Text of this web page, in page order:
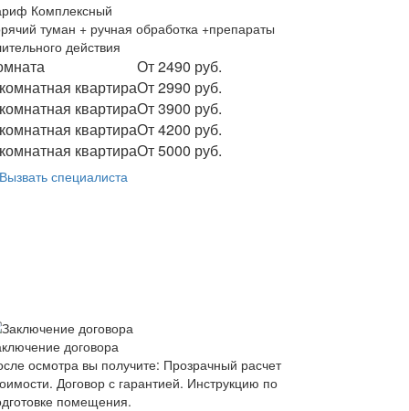
Комплексный
туман + ручная обработка +препараты
действия
От 2490 руб.
квартираОт 2990 руб.
квартираОт 3900 руб.
квартираОт 4200 руб.
квартираОт 5000 руб.
Вызвать специалиста
договора
осмотра вы получите: Прозрачный расчет
Договор с гарантией. Инструкцию по
помещения.